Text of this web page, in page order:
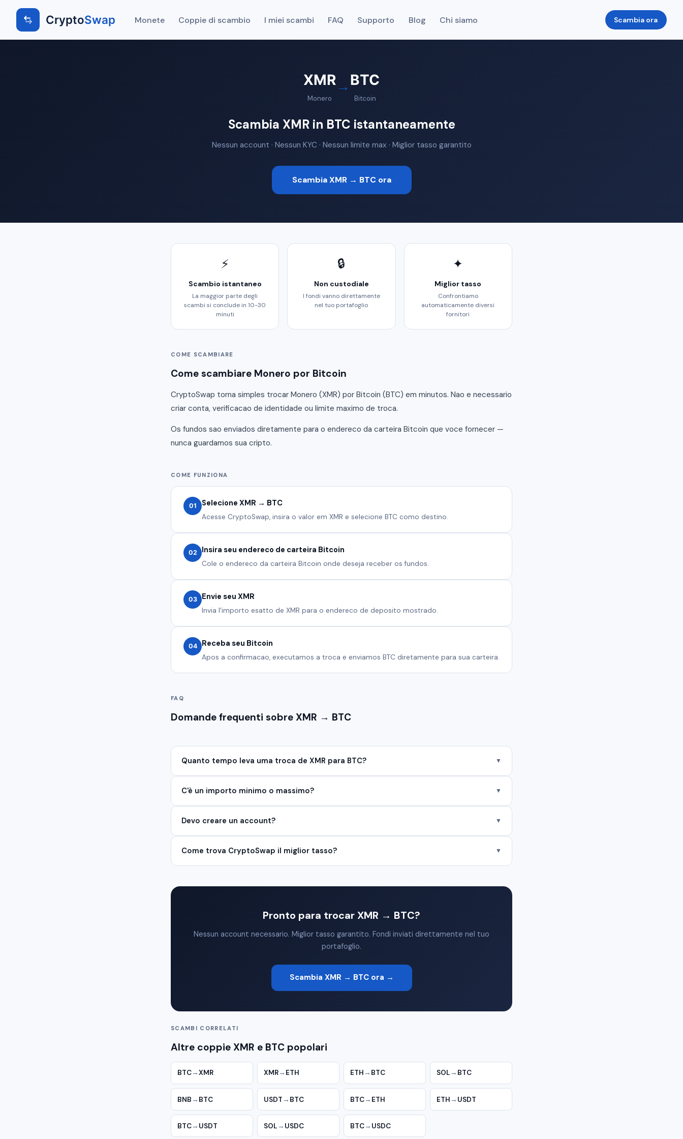
CryptoSwap Monete Coppie di scambio I miei scambi FAQ Supporto Blog Chi siamo Scambia ora
XMR
Monero
→BTC
Bitcoin
Scambia XMR in BTC istantaneamente
Nessun account · Nessun KYC · Nessun limite max · Miglior tasso garantito
Scambia XMR → BTC ora
⚡
Scambio istantaneo
La maggior parte degli
scambi si conclude in 10-30
minuti
🔒
Non custodiale
I fondi vanno direttamente
nel tuo portafoglio
✦
Miglior tasso
Confrontiamo
automaticamente diversi
fornitori
COME SCAMBIARE
Come scambiare Monero por Bitcoin
CryptoSwap torna simples trocar Monero (XMR) por Bitcoin (BTC) em minutos. Nao e necessario
criar conta, verificacao de identidade ou limite maximo de troca.
Os fundos sao enviados diretamente para o endereco da carteira Bitcoin que voce fornecer —
nunca guardamos sua cripto.
COME FUNZIONA
01 Selecione XMR → BTC
Acesse CryptoSwap, insira o valor em XMR e selecione BTC como destino.
02 Insira seu endereco de carteira Bitcoin
Cole o endereco da carteira Bitcoin onde deseja receber os fundos.
03 Envie seu XMR
Invia l'importo esatto de XMR para o endereco de deposito mostrado.
04 Receba seu Bitcoin
Apos a confirmacao, executamos a troca e enviamos BTC diretamente para sua carteira.
FAQ
Domande frequenti sobre XMR → BTC
Quanto tempo leva uma troca de XMR para BTC? ▼
C'è un importo minimo o massimo? ▼
Devo creare un account? ▼
Come trova CryptoSwap il miglior tasso? ▼
Pronto para trocar XMR → BTC?
Nessun account necessario. Miglior tasso garantito. Fondi inviati direttamente nel tuo
portafoglio.
Scambia XMR → BTC ora →
SCAMBI CORRELATI
Altre coppie XMR e BTC popolari
BTC→XMR XMR→ ETH ETH → BTC SOL → BTC
BNB → BTC USDT → BTC BTC→ ETH ETH → USDT
BTC→ USDT SOL → USDC BTC→ USDC